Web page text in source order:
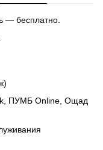
— бесплатно.
ПУМБ Online, Ощад